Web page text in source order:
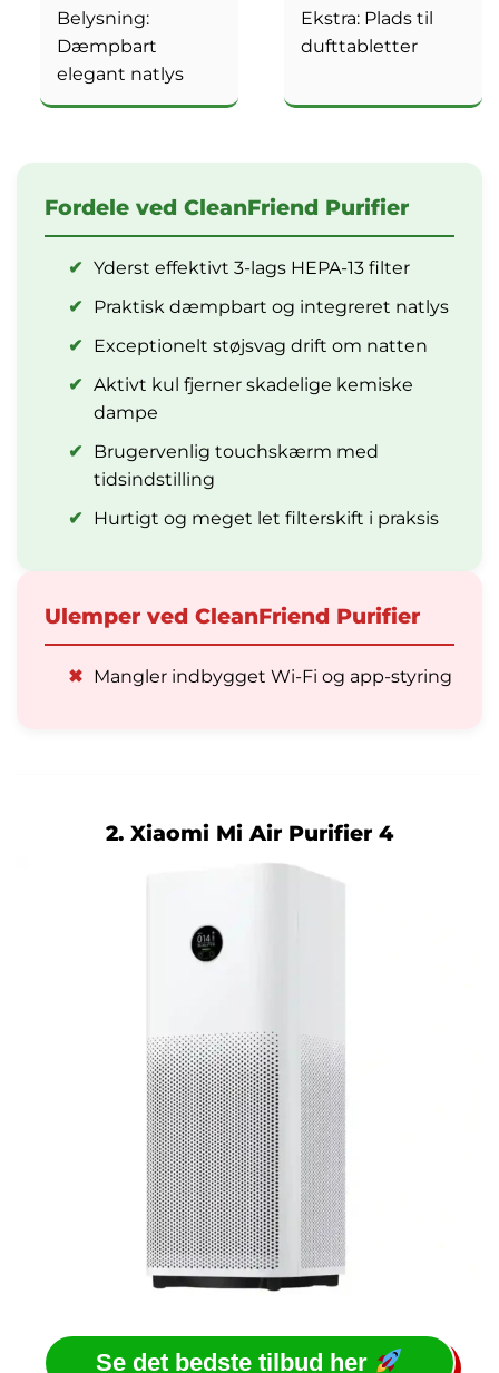
Belysning:
Dæmpbart
elegant natlys
Ekstra: Plads til
dufttabletter
Fordele ved CleanFriend Purifier
✔ Yderst effektivt 3-lags HEPA-13 filter
✔
Praktisk dæmpbart og integreret natlys
✔
Exceptionelt støjsvag drift om natten
✔ Aktivt kul fjerner skadelige kemiske
dampe
✔
Brugervenlig touchskærm med
tidsindstilling
✔
Hurtigt og meget let filterskift i praksis
Ulemper ved CleanFriend Purifier
✖ Mangler indbygget Wi-Fi og app-styring
2. Xiaomi Mi Air Purifier 4
Se det bedste tilbud her